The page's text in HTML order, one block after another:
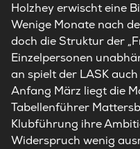
Holzhey erwischt eine
Wenige Monate nach
doch die Struktur der
Einzelpersonen
an spielt der LASK
Anfang März liegt die
Tabellenführer
Klubführung ihre
Widerspruch wenig